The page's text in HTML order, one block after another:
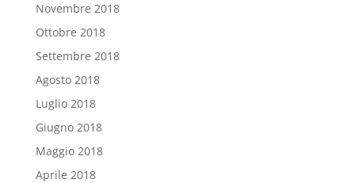
Novembre 2018
Ottobre 2018
Settembre 2018
Agosto 2018
Luglio 2018
Giugno 2018
Maggio 2018
Aprile 2018